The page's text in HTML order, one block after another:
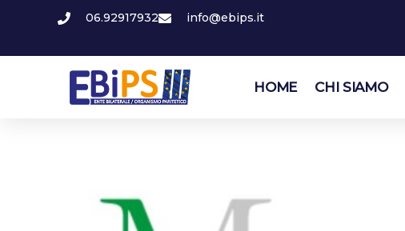
06.92917932 info@ebips.it
HOME CHI SIAMO